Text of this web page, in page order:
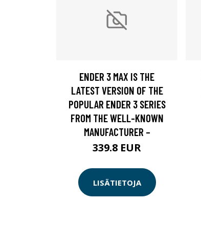
ENDER 3 MAX IS THE
LATEST VERSION OF THE
POPULAR ENDER 3 SERIES
FROM THE WELL-KNOWN
MANUFACTURER –
339.8 EUR
LISÄTIETOJA